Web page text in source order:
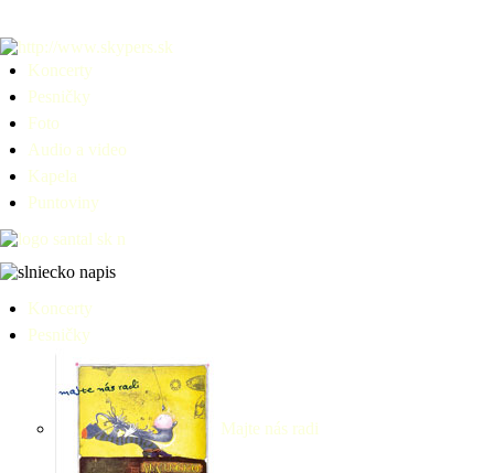
Koncerty
Pesničky
Foto
Audio a video
Kapela
Puntoviny
Koncerty
Pesničky
Majte nás radi